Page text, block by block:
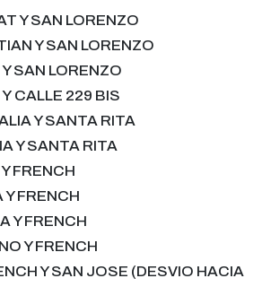
Y SAN LORENZO
Y SAN LORENZO
SAN LORENZO
CALLE 229 BIS
Y SANTA RITA
Y SANTA RITA
FRENCH
FRENCH
Y FRENCH
Y FRENCH
Y SAN JOSE (DESVIO HACIA